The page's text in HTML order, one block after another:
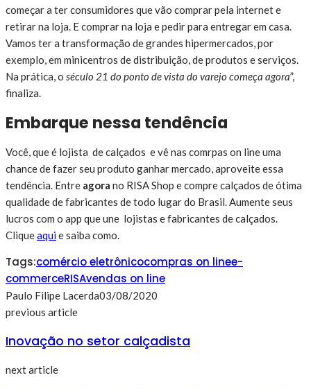
começar a ter consumidores que vão comprar pela internet e
retirar na loja. E comprar na loja e pedir para entregar em casa.
Vamos ter a transformação de grandes hipermercados, por
exemplo, em minicentros de distribuição, de produtos e serviços.
Na prática, o século 21 do ponto de vista do varejo começa agora”,
finaliza.
Embarque nessa tendência
Você, que é lojista de calçados e vê nas comrpas on line uma
chance de fazer seu produto ganhar mercado, aproveite essa
tendência. Entre agora no RISA Shop e compre calçados de ótima
qualidade de fabricantes de todo lugar do Brasil. Aumente seus
lucros com o app que une lojistas e fabricantes de calçados.
Cliqueaquie saiba como.
Tags:comércio eletrônicocompras on linee-
commerceRISAvendas on line
Paulo Filipe Lacerda03/08/2020
previous article
Inovação no setor calçadista
next article